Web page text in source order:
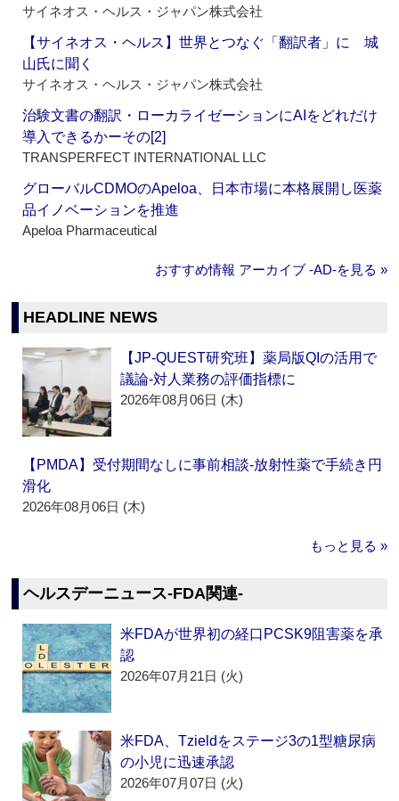
サイネオス・ヘルス・ジャパン株式会社
【サイネオス・ヘルス】世界とつなぐ「翻訳者」に 城
山氏に聞く
サイネオス・ヘルス・ジャパン株式会社
治験文書の翻訳・ローカライゼーションにAIをどれだけ
導入できるかーその[2]
TRANSPERFECT INTERNATIONAL LLC
グローバルCDMOのApeloa、日本市場に本格展開し医薬
品イノベーションを推進
Apeloa Pharmaceutical
おすすめ情報 アーカイブ ‐AD‐を見る »
HEADLINE NEWS
【JP-QUEST研究班】薬局版QIの活用で
議論‐対人業務の評価指標に
2026年08月06日 (木)
【PMDA】受付期間なしに事前相談‐放射性薬で手続き円
滑化
2026年08月06日 (木)
もっと見る »
ヘルスデーニュース‐FDA関連‐
米FDAが世界初の経口PCSK9阻害薬を承
認
2026年07月21日 (火)
米FDA、Tzieldをステージ3の1型糖尿病
の小児に迅速承認
2026年07月07日 (火)